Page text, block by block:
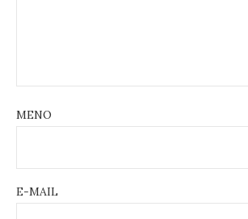
MENO
E-MAIL